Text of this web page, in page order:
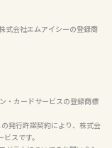
式会社エムアイシーの登録商
・カードサービスの登録商標
発行許諾契約により、株式会
スです。